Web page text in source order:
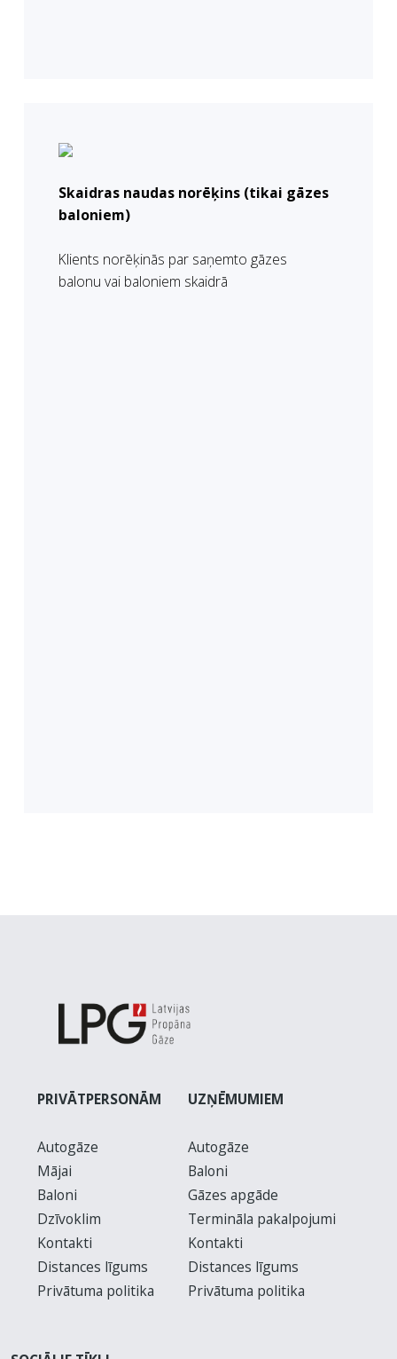
Skaidras naudas norēķins (tikai gāzes
baloniem)
Klients norēķinās par saņemto gāzes
balonu vai baloniem skaidrā
PRIVĀTPERSONĀM
Autogāze
Mājai
Baloni
Dzīvoklim
Kontakti
Distances līgums
Privātuma politika
UZŅĒMUMIEM
Autogāze
Baloni
Gāzes apgāde
Termināla pakalpojumi
Kontakti
Distances līgums
Privātuma politika